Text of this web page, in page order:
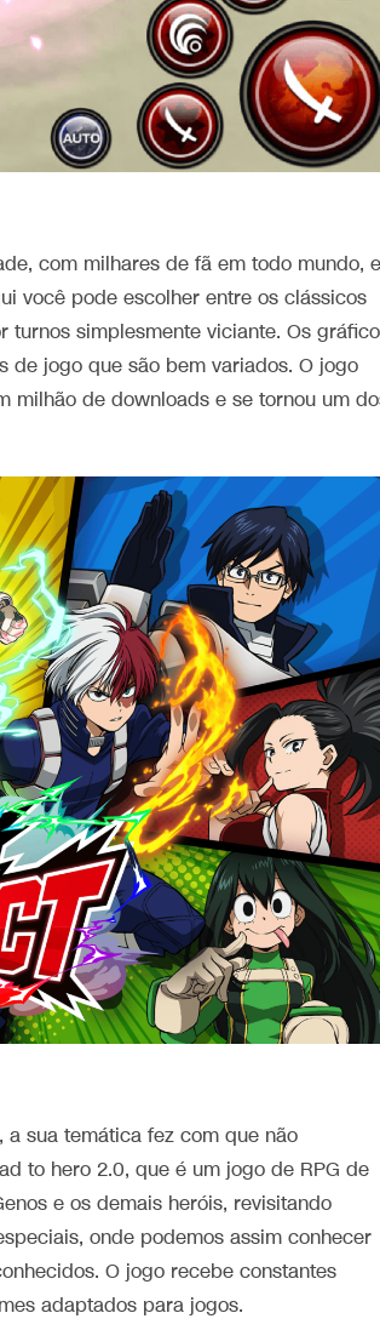
com milhares de fã em todo mundo, e
você pode escolher entre os clássicos
simplesmente viciante. Os
de jogo que são bem variados. O jogo
milhão de downloads e se tornou um
a sua temática fez com que não
to hero 2.0, que é um jogo de RPG de
e os demais heróis, revisitando
onde podemos assim conhecer
O jogo recebe constantes
adaptados para jogos.